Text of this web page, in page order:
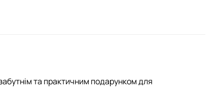
та практичним подарунком для